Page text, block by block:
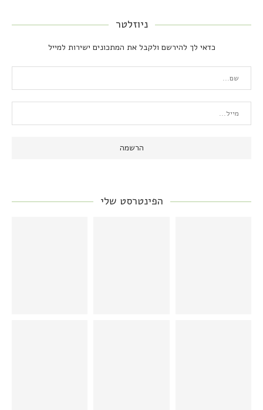
ניוזלטר
כדאי לך להירשם ולקבל את המתכונים ישירות למייל
הפינטרסט שלי